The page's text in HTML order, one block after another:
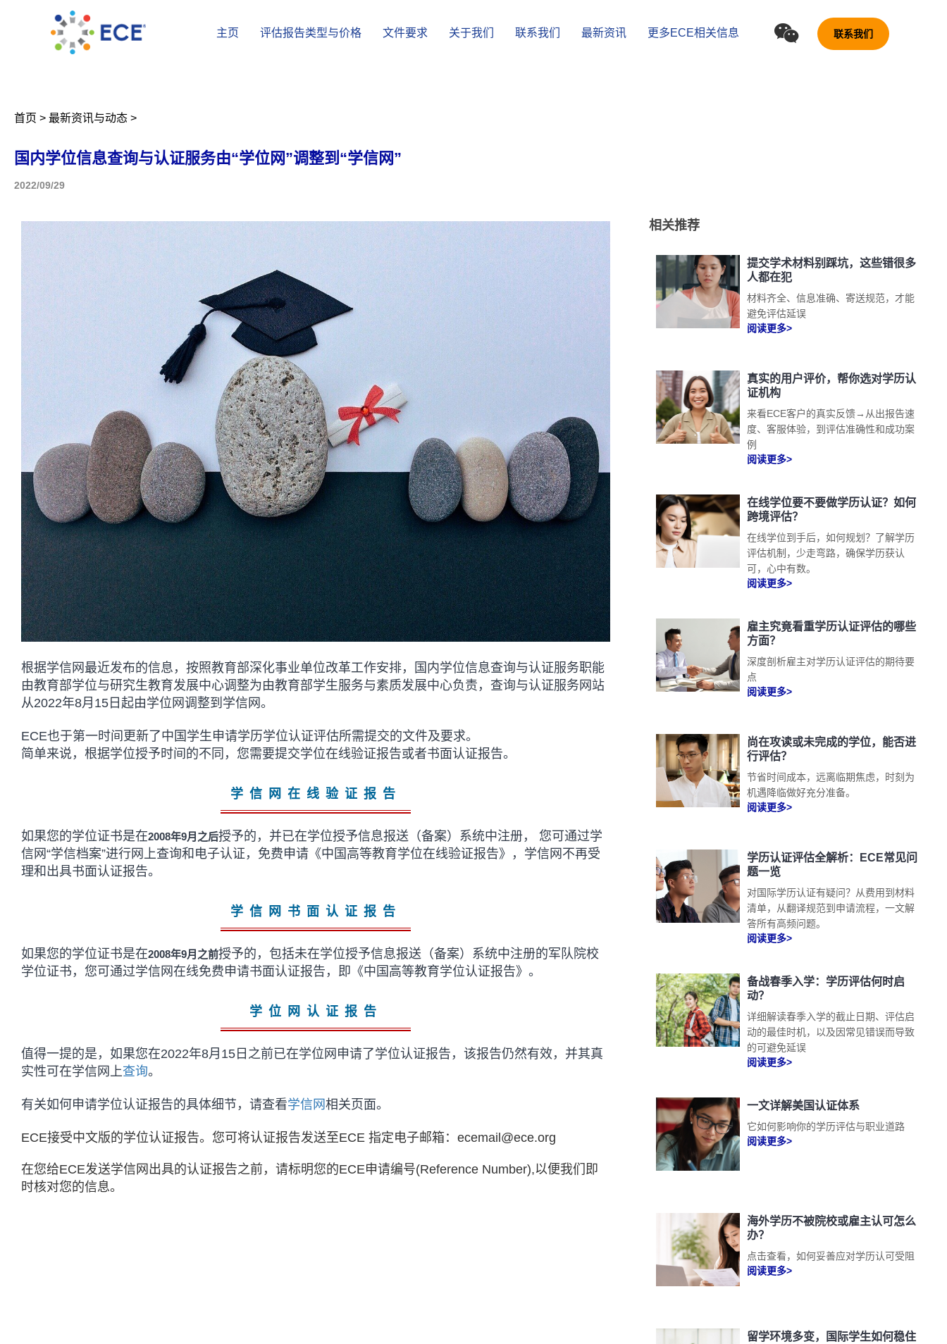
主页 评估报告类型与价格 文件要求 关于我们 联系我们 最新资讯 更多ECE相关信息 联系我们
首页 > 最新资讯与动态 >
国内学位信息查询与认证服务由“学位网”调整到“学信网”
2022/09/29
根据学信网最近发布的信息，按照教育部深化事业单位改革工作安排，国内学位信息查询与认证服务职能
由教育部学位与研究生教育发展中心调整为由教育部学生服务与素质发展中心负责，查询与认证服务网站
从2022年8月15日起由学位网调整到学信网。
ECE也于第一时间更新了中国学生申请学历学位认证评估所需提交的文件及要求。
简单来说，根据学位授予时间的不同，您需要提交学位在线验证报告或者书面认证报告。
学信网在线验证报告
如果您的学位证书是在2008年9月之后授予的，并已在学位授予信息报送（备案）系统中注册， 您可通过学
信网“学信档案”进行网上查询和电子认证，免费申请《中国高等教育学位在线验证报告》，学信网不再受
理和出具书面认证报告。
学信网书面认证报告
如果您的学位证书是在2008年9月之前授予的，包括未在学位授予信息报送（备案）系统中注册的军队院校
学位证书，您可通过学信网在线免费申请书面认证报告，即《中国高等教育学位认证报告》。
学位网认证报告
值得一提的是，如果您在2022年8月15日之前已在学位网申请了学位认证报告，该报告仍然有效，并其真
实性可在学信网上查询。
有关如何申请学位认证报告的具体细节，请查看学信网相关页面。
ECE接受中文版的学位认证报告。您可将认证报告发送至ECE 指定电子邮箱：ecemail@ece.org
在您给ECE发送学信网出具的认证报告之前，请标明您的ECE申请编号(Reference Number),以便我们即
时核对您的信息。
相关推荐
提交学术材料别踩坑，这些错很多
人都在犯
材料齐全、信息准确、寄送规范，才能
避免评估延误
阅读更多>
真实的用户评价，帮你选对学历认
证机构
来看ECE客户的真实反馈→从出报告速
度、客服体验，到评估准确性和成功案
例
阅读更多>
在线学位要不要做学历认证？如何
跨境评估？
在线学位到手后，如何规划？了解学历
评估机制，少走弯路，确保学历获认
可，心中有数。
阅读更多>
雇主究竟看重学历认证评估的哪些
方面？
深度剖析雇主对学历认证评估的期待要
点
阅读更多>
尚在攻读或未完成的学位，能否进
行评估？
节省时间成本，远离临期焦虑，时刻为
机遇降临做好充分准备。
阅读更多>
学历认证评估全解析：ECE常见问
题一览
对国际学历认证有疑问？从费用到材料
清单，从翻译规范到申请流程，一文解
答所有高频问题。
阅读更多>
备战春季入学：学历评估何时启
动？
详细解读春季入学的截止日期、评估启
动的最佳时机，以及因常见错误而导致
的可避免延误
阅读更多>
一文详解美国认证体系
它如何影响你的学历评估与职业道路
阅读更多>
海外学历不被院校或雇主认可怎么
办？
点击查看，如何妥善应对学历认可受阻
阅读更多>
留学环境多变，国际学生如何稳住